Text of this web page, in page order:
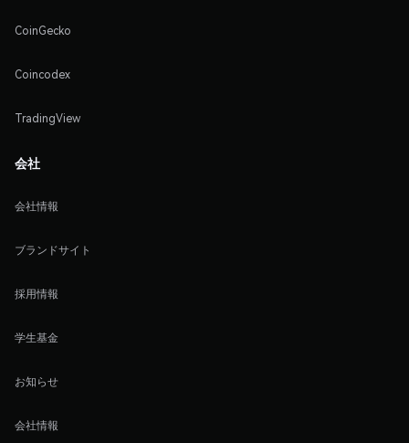
CoinGecko
Coincodex
TradingView
会社
会社情報
ブランドサイト
採用情報
学生基金
お知らせ
会社情報